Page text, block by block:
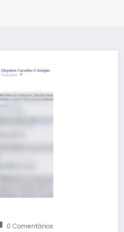
0 Comentários